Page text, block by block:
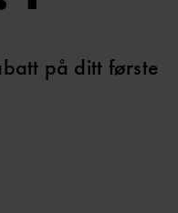
på ditt første